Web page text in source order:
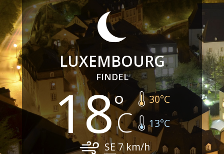
LUXEMBOURG
FINDEL
18 30°C
13°C
SE7km/h